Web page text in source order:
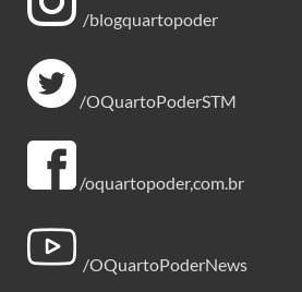
/blogquartopoder
/OQuartoPoderSTM
/oquartopoder,com.br
/OQuartoPoderNews